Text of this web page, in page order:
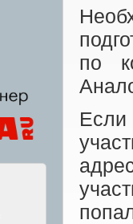
по
Если